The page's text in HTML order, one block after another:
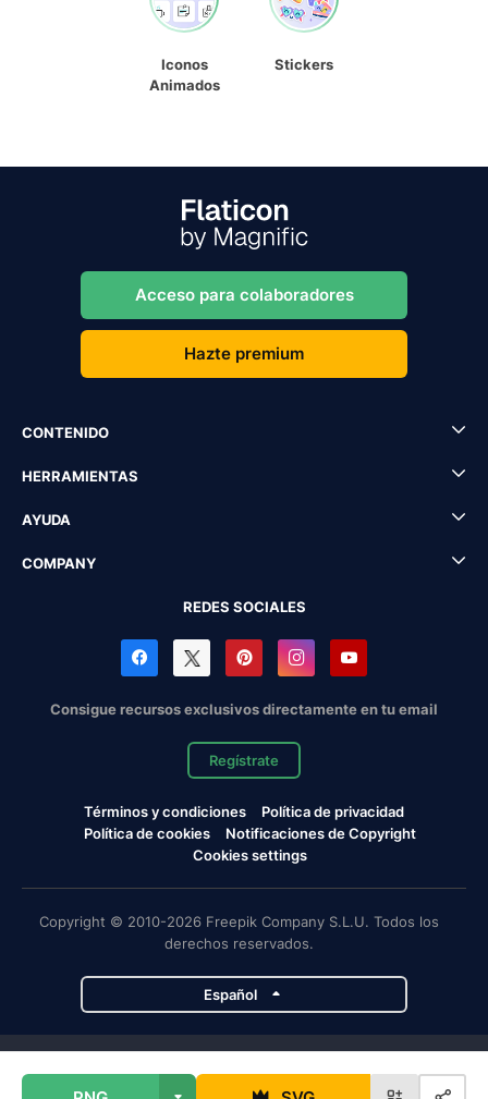
Iconos
Animados
Stickers
Acceso para colaboradores
Hazte premium
CONTENIDO
HERRAMIENTAS
AYUDA
COMPANY
REDES SOCIALES
Consigue recursos exclusivos directamente en tu email
Regístrate
Términos y condiciones
Política de privacidad
Política de cookies
Notificaciones de Copyright
Cookies settings
Copyright © 2010-2026 Freepik Company S.L.U. Todos los
derechos reservados.
Español